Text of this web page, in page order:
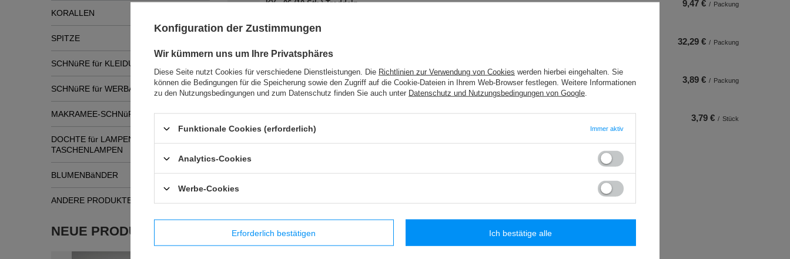
KORALLEN
SPITZE
SCHNüRE für KLEIDUNG
SCHNüRE für WERBATASCHEN
MAKRAMEE-SCHNüRE
DOCHTE für LAMPEN und
TASCHENLAMPEN
BLUMENBäNDER
ANDERE PRODUKTE
NEUE PRODUKTE
KY - 06 (10 Stk.) Troddeln 9,47 € / Packung
32,29 € / Packung
WS - 3,2 (25 m) Zierschnur 3,89 € / Packung
3,79 € / Stück
Konfiguration der Zustimmungen
Wir kümmern uns um Ihre Privatsphäres
Diese Seite nutzt Cookies für verschiedene Dienstleistungen. Die Richtlinien zur Verwendung von Cookies werden hierbei eingehalten. Sie
können die Bedingungen für die Speicherung sowie den Zugriff auf die Cookie-Dateien in Ihrem Web-Browser festlegen. Weitere Informationen
zu den Nutzungsbedingungen und zum Datenschutz finden Sie auch unter Datenschutz und Nutzungsbedingungen von Google
Funktionale Cookies (erforderlich) Immer aktiv
Analytics-Cookies
Werbe-Cookies
Erforderlich bestätigen Ich bestätige alle